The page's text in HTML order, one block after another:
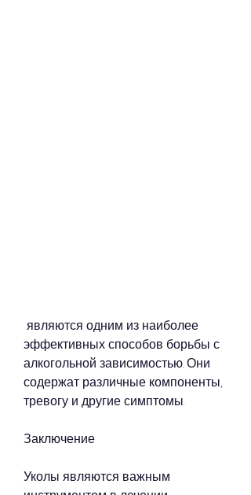
эффективных способов борьбы с
алкогольной зависимостью. Они
содержат различные компоненты,
тревогу и другие симптомы.
Заключение
Уколы являются важным